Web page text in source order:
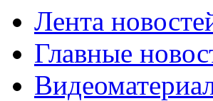
Лента
Главные